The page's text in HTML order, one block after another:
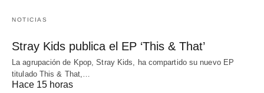
NOTICIAS
Stray Kids publica el EP ‘This & That’
La agrupación de Kpop, Stray Kids, ha compartido su nuevo EP
titulado This & That,…
Hace 15 horas